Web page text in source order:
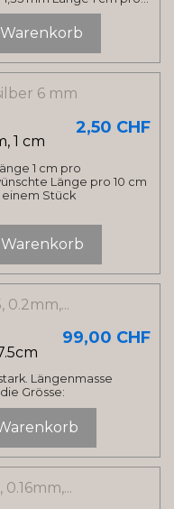
Warenkorb
1 cm
2,50 CHF
1 cm pro
Länge pro 10 cm
Stück
99,00 CHF
Längenmasse
Grösse: